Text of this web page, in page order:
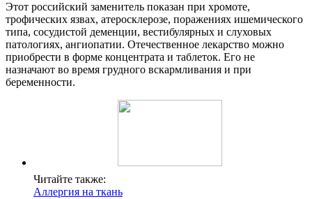
Этот российский заменитель показан при хромоте,
трофических язвах, атеросклерозе, поражениях ишемического
типа, сосудистой деменции, вестибулярных и слуховых
патологиях, ангиопатии. Отечественное лекарство можно
приобрести в форме концентрата и таблеток. Его не
назначают во время грудного вскармливания и при
беременности.
Читайте также:
Аллергия на ткань